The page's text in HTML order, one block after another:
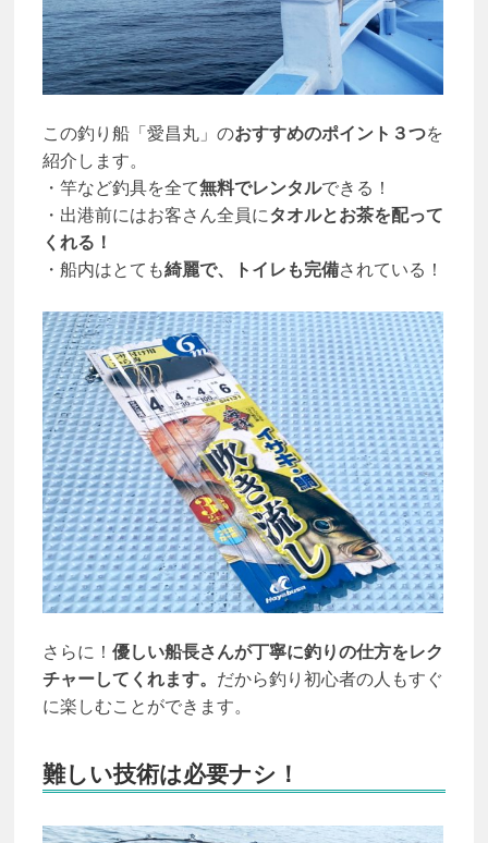
この釣り船「愛昌丸」のおすすめのポイント３つを
紹介します。
・竿など釣具を全て無料でレンタルできる！
・出港前にはお客さん全員にタオルとお茶を配って
くれる！
・船内はとても綺麗で、トイレも完備されている！
さらに！ 優しい船長さんが丁寧に釣りの仕方をレク
チャーしてくれます。 だから釣り初心者の人もすぐ
に楽しむことができます。
難しい技術は必要ナシ！